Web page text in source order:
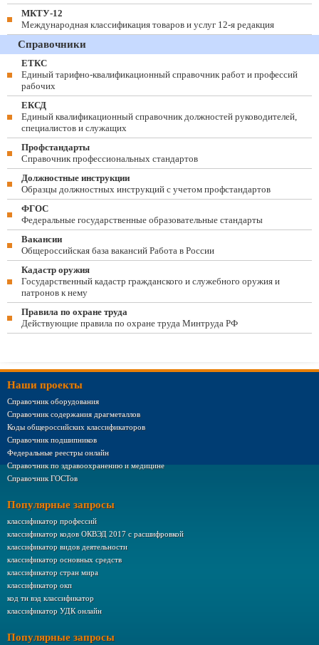
МКТУ-12
Международная классификация товаров и услуг 12-я редакция
Справочники
ЕТКС
Единый тарифно-квалификационный справочник работ и профессий
рабочих
ЕКСД
Единый квалификационный справочник должностей руководителей,
специалистов и служащих
Профстандарты
Справочник профессиональных стандартов
Должностные инструкции
Образцы должностных инструкций с учетом профстандартов
ФГОС
Федеральные государственные образовательные стандарты
Вакансии
Общероссийская база вакансий Работа в России
Кадастр оружия
Государственный кадастр гражданского и служебного оружия и
патронов к нему
Правила по охране труда
Действующие правила по охране труда Минтруда РФ
Наши проекты
Справочник оборудования
Справочник содержания драгметаллов
Коды общероссийских классификаторов
Справочник подшипников
Федеральные реестры онлайн
Справочник по здравоохранению и медицине
Справочник ГОСТов
Популярные запросы
классификатор профессий
классификатор кодов ОКВЭД 2017 с расшифровкой
классификатор видов деятельности
классификатор основных средств
классификатор стран мира
классификатор окп
код тн вэд классификатор
классификатор УДК онлайн
Популярные запросы